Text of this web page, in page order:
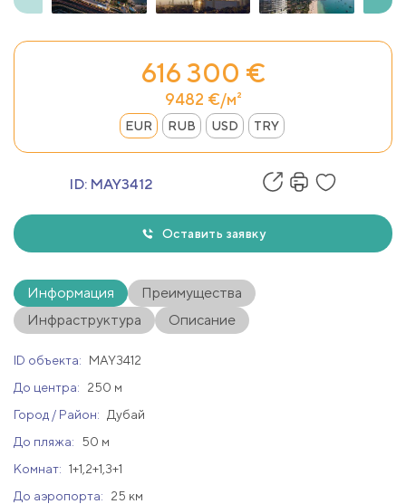
616 300 €
9482 €/м²
EUR RUB USD TRY
ID: MAY3412
Оставить заявку
Информация
Преимущества
Инфраструктура
Описание
ID объекта:
MAY3412
До центра:
250 м
Город / Район:
Дубай
До пляжа:
50 м
Комнат: 1+1,2+1,3+1
До аэропорта:
25 км